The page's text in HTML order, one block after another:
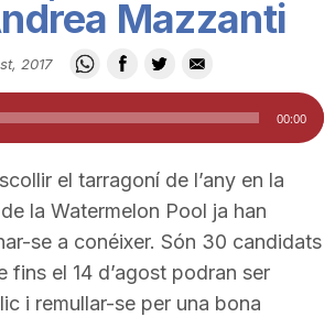
Mazzanti
2017
00:00
el tarragoní de l’any en la
la Watermelon Pool ja han
se a conéixer. Són 30 candidats
fins el 14 d’agost podran ser
i remullar-se per una bona